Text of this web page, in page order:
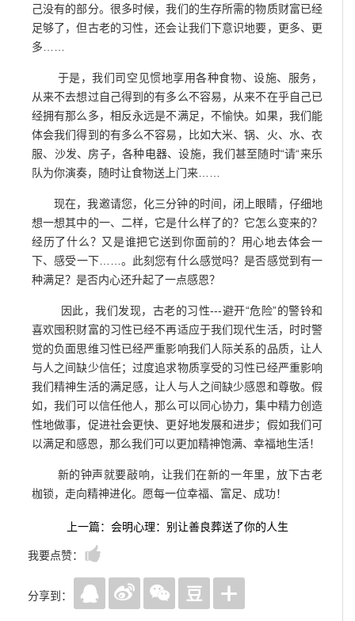
己没有的部分。很多时候，我们的生存所需的物质财富已经
足够了，但古老的习性，还会让我们下意识地要，更多、更
多……
于是，我们司空见惯地享用各种食物、设施、服务，
从来不去想过自己得到的有多么不容易，从来不在乎自己已
经拥有那么多，相反永远是不满足，不愉快。如果，我们能
体会我们得到的有多么不容易，比如大米、锅、火、水、衣
服、沙发、房子，各种电器、设施，我们甚至随时“请“来乐
队为你演奏，随时让食物送上门来……
现在，我邀请您，化三分钟的时间，闭上眼睛，仔细地
想一想其中的一、二样，它是什么样了的？它怎么变来的？
经历了什么？又是谁把它送到你面前的？用心地去体会一
下、感受一下……。此刻您有什么感觉吗？是否感觉到有一
种满足？是否内心还升起了一点感恩？
因此，我们发现，古老的习性---避开“危险”的警铃和
喜欢囤积财富的习性已经不再适应于我们现代生活，时时警
觉的负面思维习性已经严重影响我们人际关系的品质，让人
与人之间缺少信任；过度追求物质享受的习性已经严重影响
我们精神生活的满足感，让人与人之间缺少感恩和尊敬。假
如，我们可以信任他人，那么可以同心协力，集中精力创造
性地做事，促进社会更快、更好地发展和进步；假如我们可
以满足和感恩，那么我们可以更加精神饱满、幸福地生活！
新的钟声就要敲响，让我们在新的一年里，放下古老
枷锁，走向精神进化。愿每一位幸福、富足、成功！
上一篇：会明心理：别让善良葬送了你的人生
我要点赞：
分享到：